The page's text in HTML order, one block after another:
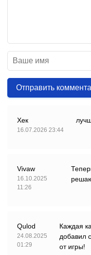
Отправить
Хек
16.07.2026 23:44
Vivaw
16.10.2025
11:26
Qulod
24.08.2025
01:29
Каждая
добавил
от игры!